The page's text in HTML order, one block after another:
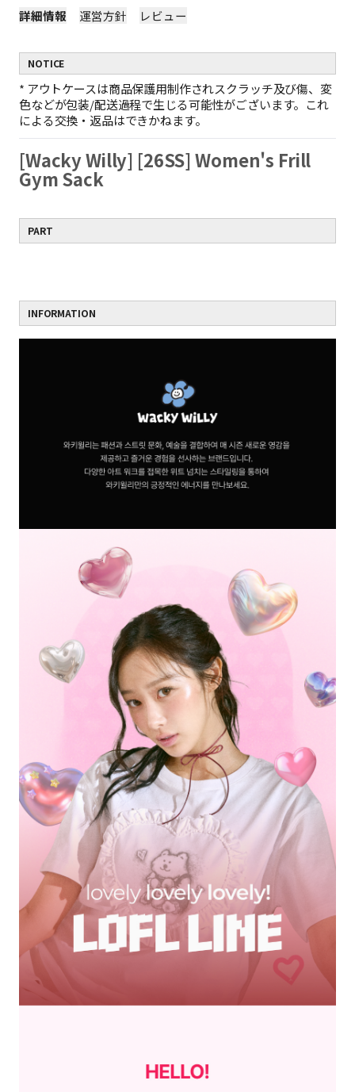
ZeroX商品と他の商品を一緒にご購入いただくと、送料は他の商
品にのみかかります。
（ZeroX商品には送料がかかりません。）
2 ZeroX商品だけを購入する場合、最小送料が適用されます。
ZeroX商品だけをご購入いただくと、最も軽い商品1点を基準に最
小送料のみがかかります。
例：ZeroX 1個の送料 = ZeroX 10個の送料
3ZeroX商品だけで10,000円以上お買い上げの場合、送料無料と
なります。
1回の注文でZeroX商品だけを10,000円以上購入すると、送料は完
（ZeroX以外の商品が含まれている場合、送料無料は適用されま
せん。）
詳細情報 運営方針 レビュー
NOTICE
* アウトケースは商品保護用制作されスクラッチ及び傷、変
色などが包装/配送過程で生じる可能性がございます。これ
による交換・返品はできかねます。
[Wacky Willy] [26SS] Women's Frill
Gym Sack
PART
INFORMATION